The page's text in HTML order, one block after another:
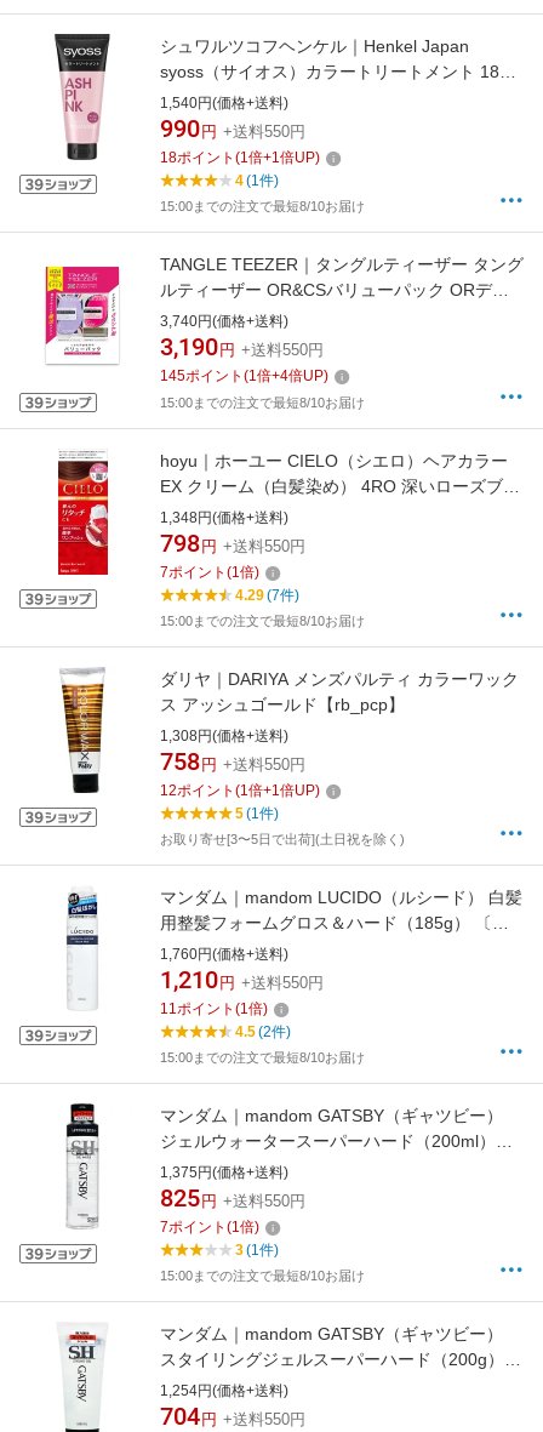
シュワルツコフヘンケル｜Henkel Japan
syoss（サイオス）カラートリートメント 180g
アッシュピンク
1,540円(価格+送料)
990 円 +送料550円
18ポイント (1倍+1倍UP)
4(1件)
15:00までの注文で最短8/10お届け
TANGLE TEEZER｜タングルティーザー タング
ルティーザー OR&CSバリューパック ORデジ
タルラベンダー＆CSピンク＆ブラック
3,740円(価格+送料)
3,190 円 +送料550円
145ポイント (1倍+4倍UP)
15:00までの注文で最短8/10お届け
hoyu｜ホーユー CIELO（シエロ）ヘアカラー
EX クリーム（白髪染め） 4RO 深いローズブラ
ウン【rb_pcp】
1,348円(価格+送料)
798 円 +送料550円
7ポイント (1倍)
4.29(7件)
15:00までの注文で最短8/10お届け
ダリヤ｜DARIYA メンズパルティ カラーワック
ス アッシュゴールド【rb_pcp】
1,308円(価格+送料)
758 円 +送料550円
12ポイント (1倍+1倍UP)
5(1件)
お取り寄せ[3〜5日で出荷](土日祝を除く)
マンダム｜mandom LUCIDO（ルシード） 白髪
用整髪フォームグロス＆ハード（185g） 〔ス
タイリング剤〕【rb_pcp】
1,760円(価格+送料)
1,210 円 +送料550円
11ポイント (1倍)
4.5(2件)
15:00までの注文で最短8/10お届け
マンダム｜mandom GATSBY（ギャツビー）
ジェルウォータースーパーハード（200ml）
〔スタイリング剤〕【rb_pcp】
1,375円(価格+送料)
825 円 +送料550円
7ポイント (1倍)
3(1件)
15:00までの注文で最短8/10お届け
マンダム｜mandom GATSBY（ギャツビー）
スタイリングジェルスーパーハード（200g）
〔スタイリング剤〕【rb_pcp】
1,254円(価格+送料)
704 円 +送料550円